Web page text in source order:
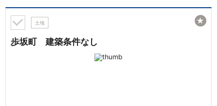
土地
歩坂町 建築条件なし
★